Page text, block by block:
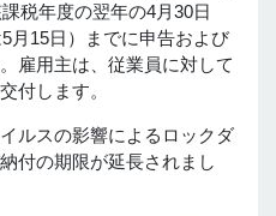
税年度の翌年の4月30日
月15日）までに申告および
雇用主は、従業員に対して
付します。
ルスの影響によるロックダ
付の期限が延長されまし